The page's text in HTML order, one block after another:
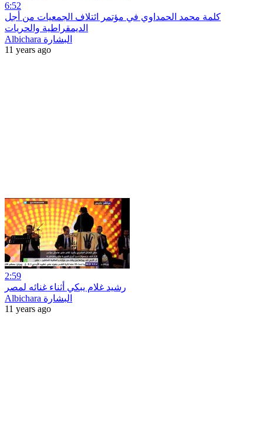
6:52
كلمة محمد الحمداوي في مؤتمر ائتلاف الجمعيات من أجل
الديمقراطية والحريات
Albichara البشارة
11 years ago
2:59
رشيد غلام يبكي أثناء غنائه لمصر
Albichara البشارة
11 years ago